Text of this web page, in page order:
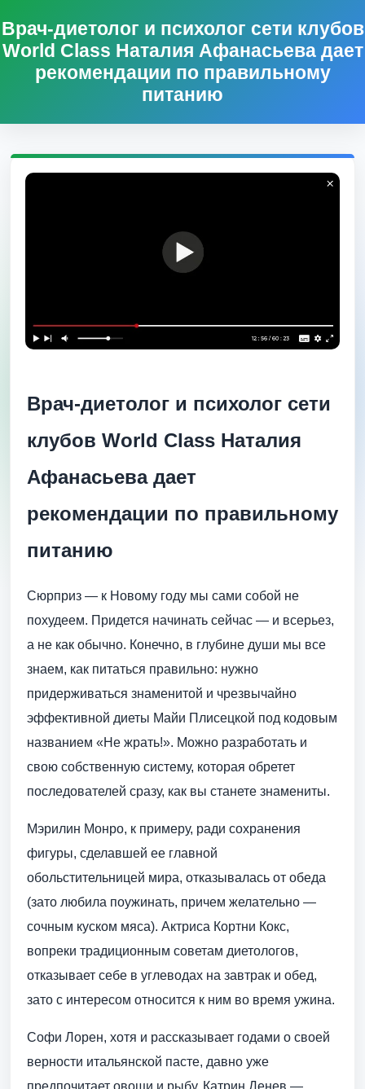
Врач-диетолог и психолог сети клубов
World Class Наталия Афанасьева дает
рекомендации по правильному
питанию
Врач-диетолог и психолог сети
клубов World Class Наталия
Афанасьева дает
рекомендации по правильному
питанию
Сюрприз — к Новому году мы сами собой не
похудеем. Придется начинать сейчас — и всерьез,
а не как обычно. Конечно, в глубине души мы все
знаем, как питаться правильно: нужно
придерживаться знаменитой и чрезвычайно
эффективной диеты Майи Плисецкой под кодовым
названием «Не жрать!». Можно разработать и
свою собственную систему, которая обретет
последователей сразу, как вы станете знамениты.
Мэрилин Монро, к примеру, ради сохранения
фигуры, сделавшей ее главной
обольстительницей мира, отказывалась от обеда
(зато любила поужинать, причем желательно —
сочным куском мяса). Актриса Кортни Кокс,
вопреки традиционным советам диетологов,
отказывает себе в углеводах на завтрак и обед,
зато с интересом относится к ним во время ужина.
Софи Лорен, хотя и рассказывает годами о своей
верности итальянской пасте, давно уже